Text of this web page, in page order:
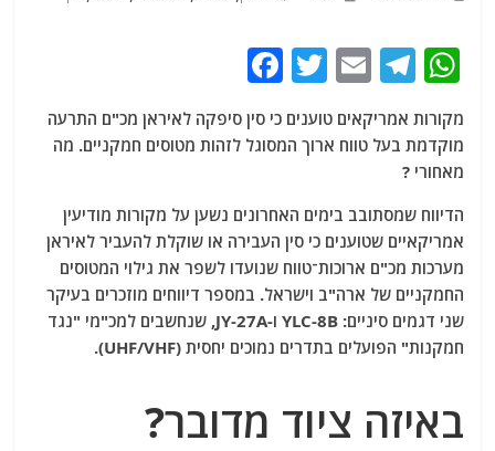
W
at
s
A
p
p
T
e
ra
m
E
ai
T
itt
c
b
o
o
k
מקורות אמריקאים טוענים כי סין סיפקה לאיראן מכ"ם התרעה
מוקדמת בעל טווח ארוך המסוגל לזהות מטוסים חמקניים. מה
מאחורי ?
הדיווח שמסתובב בימים האחרונים נשען על מקורות מודיעין
אמריקאיים שטוענים כי סין העבירה או שוקלת להעביר לאיראן
מערכות מכ"ם ארוכות־טווח שנועדו לשפר את גילוי המטוסים
החמקניים של ארה"ב וישראל. במספר דיווחים מוזכרים בעיקר
שני דגמים סיניים: YLC-8B ו-JY-27A, שנחשבים למכ"מי "נגד
חמקנות" הפועלים בתדרים נמוכים יחסית (UHF/VHF).
באיזה ציוד מדובר?